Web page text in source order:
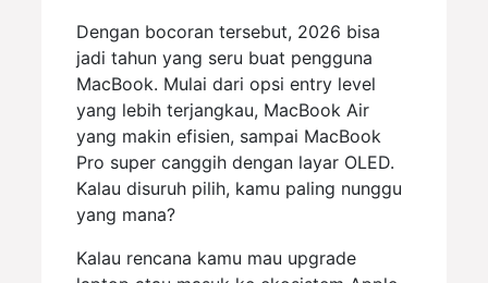
Dengan bocoran tersebut, 2026 bisa
jadi tahun yang seru buat pengguna
MacBook. Mulai dari opsi entry level
yang lebih terjangkau, MacBook Air
yang makin efisien, sampai MacBook
Pro super canggih dengan layar OLED.
Kalau disuruh pilih, kamu paling nunggu
yang mana?
Kalau rencana kamu mau upgrade